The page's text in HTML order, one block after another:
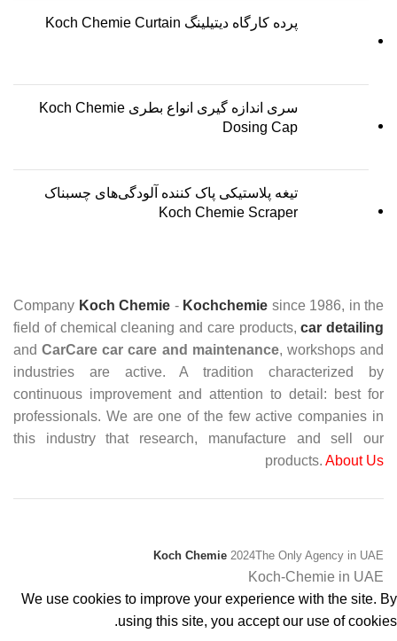
پرده کارگاه دیتیلینگ Koch Chemie Curtain
سری اندازه گیری انواع بطری Koch Chemie
Dosing Cap
تیغه پلاستیکی پاک کننده آلودگی‌های چسبناک
Koch Chemie Scraper
Company Koch Chemie - Kochchemie since 1986, in the
field of chemical cleaning and care products,car detailing
andCarCare car care and maintenance, workshops and
industries are active. A tradition characterized by
continuous improvement and attention to detail: best for
professionals. We are one of the few active companies in
this industry that research, manufacture and sell our
products. About Us
Koch Chemie 2024The Only Agency in UAE
Koch-Chemie in UAE
We use cookies to improve your experience with the site. By
using this site, you accept our use of cookies.